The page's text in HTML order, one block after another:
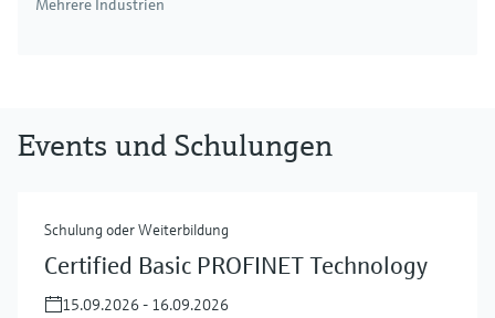
Mehrere Industrien
Events und Schulungen
Schulung oder Weiterbildung
Certified Basic PROFINET Technology
15.09.2026 - 16.09.2026